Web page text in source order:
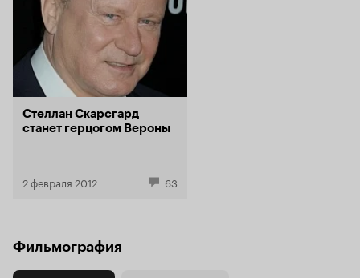
Стеллан Скарсгард
станет герцогом Вероны
2 февраля 2012 63
Фильмография